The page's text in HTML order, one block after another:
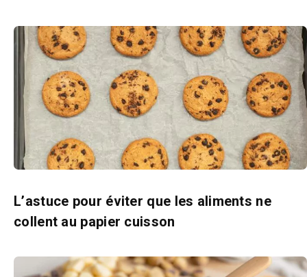
L’astuce pour éviter que les aliments ne
collent au papier cuisson